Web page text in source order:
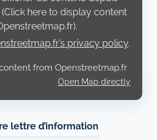
here to display content
privacy policy.
from Openstreetmap.fr
Open Map directly
lettre d’information